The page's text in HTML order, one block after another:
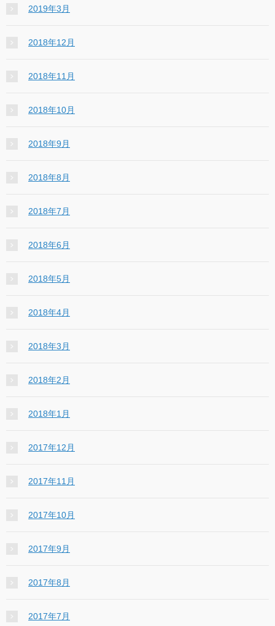
2019年3月
2018年12月
2018年11月
2018年10月
2018年9月
2018年8月
2018年7月
2018年6月
2018年5月
2018年4月
2018年3月
2018年2月
2018年1月
2017年12月
2017年11月
2017年10月
2017年9月
2017年8月
2017年7月